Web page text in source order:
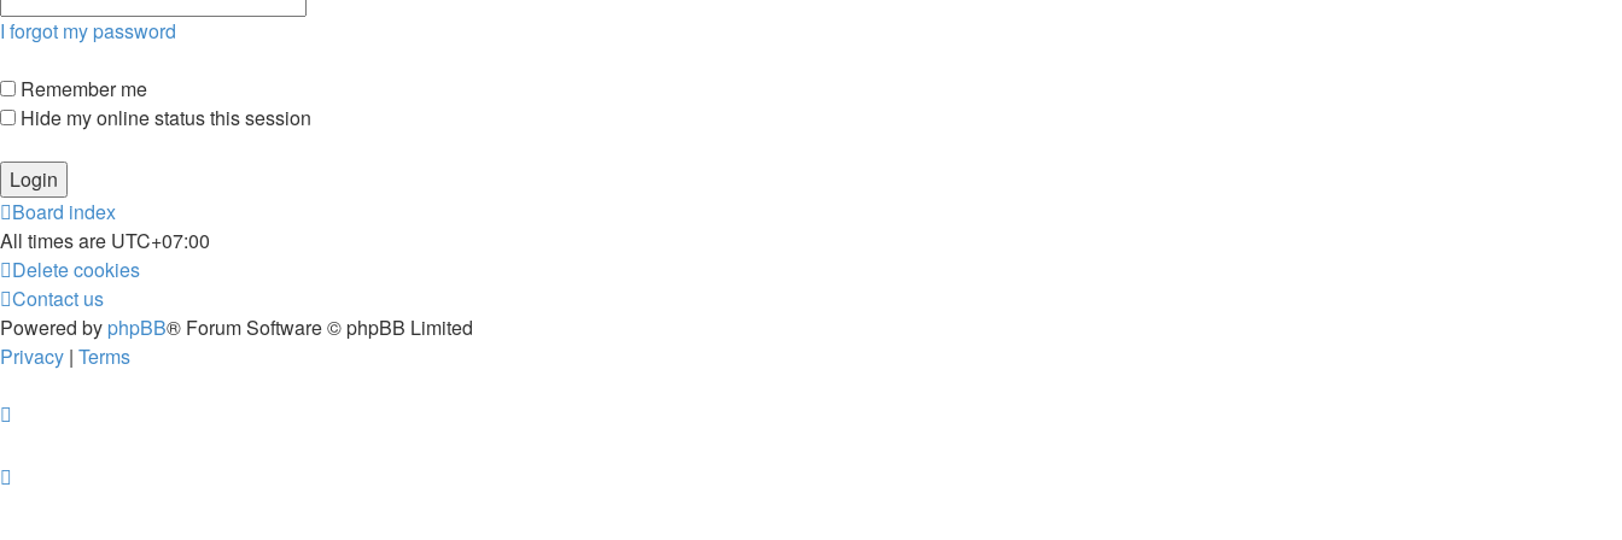
I forgot my password
Remember me
Hide my online status this session
Board index
All times are UTC+07:00
Delete cookies
Contact us
Powered by phpBB® Forum Software © phpBB Limited
Privacy | Terms